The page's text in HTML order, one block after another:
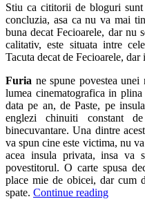
Stiu ca cititorii de bloguri
concluzia, asa ca nu va mai
buna decat Fecioarele, dar
calitativ, este situata intre
Tacuta decat de Fecioarele,
Furia ne spune povestea
lumea cinematografica in
data pe an, de Paste, pe
englezi chinuiti constant
binecuvantare. Una dintre
va spun cine este victima, nu
acea insula privata, insa va
povestitorul. O carte spusa
place mie de obicei, dar cum
spate. Continue reading